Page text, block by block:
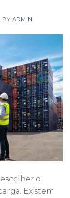
BY ADMIN
o
Existem